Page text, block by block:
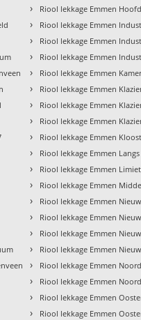
› Riool lekkage Emmen
› Riool lekkage Emmen
› Riool lekkage Emmen
› Riool lekkage Emmen
› Riool lekkage Emmen
› Riool lekkage Emmen
› Riool lekkage Emmen
› Riool lekkage Emmen
› Riool lekkage Emmen
› Riool lekkage Emmen
› Riool lekkage Emmen
› Riool lekkage Emmen
› Riool lekkage Emmen
› Riool lekkage Emmen
› Riool lekkage Emmen
› Riool lekkage Emmen
› Riool lekkage Emmen Noord
› Riool lekkage Emmen
› Riool lekkage Emmen
› Riool lekkage Emmen